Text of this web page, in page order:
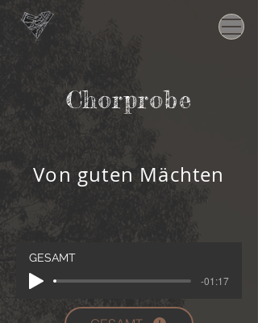
Chorprobe
Von guten Mächten
GESAMT
-01:17